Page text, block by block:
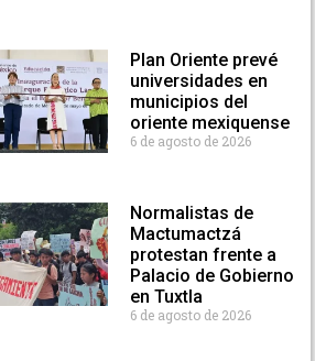
Plan Oriente prevé
universidades en
municipios del
oriente mexiquense
6 de agosto de 2026
Normalistas de
Mactumactzá
protestan frente a
Palacio de Gobierno
en Tuxtla
6 de agosto de 2026